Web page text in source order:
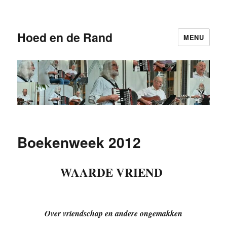
Hoed en de Rand MENU
Boekenweek 2012
WAARDE VRIEND
Over vriendschap en andere ongemakken